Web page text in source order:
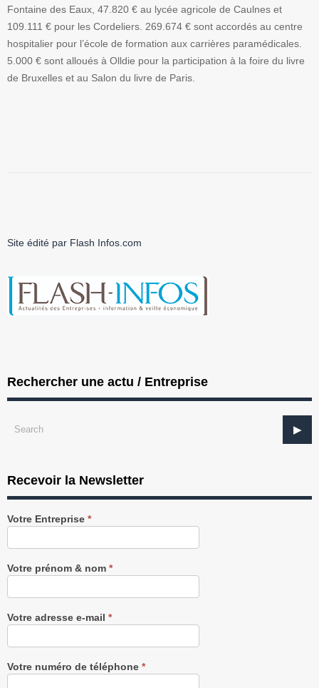
Fontaine des Eaux, 47.820 € au lycée agricole de Caulnes et
109.111 € pour les Cordeliers. 269.674 € sont accordés au centre
hospitalier pour l’école de formation aux carrières paramédicales.
5.000 € sont alloués à Olldie pour la participation à la foire du livre
de Bruxelles et au Salon du livre de Paris.
Site édité par Flash Infos.com
Rechercher une actu / Entreprise
Recevoir la Newsletter
Recevez
notre
gratuitement
Votre Entreprise *
Votre prénom & nom *
Votre adresse e-mail *
Votre numéro de téléphone *